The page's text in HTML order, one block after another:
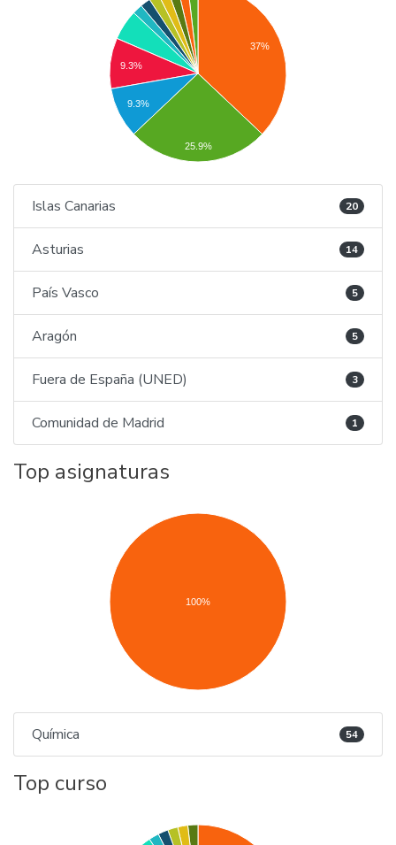
37%
9.3%
9.3%
25.9%
Islas Canarias 20
Asturias 14
País Vasco 5
Aragón 5
Fuera de España (UNED) 3
Comunidad de Madrid 1
Top asignaturas
100%
Química 54
Top curso